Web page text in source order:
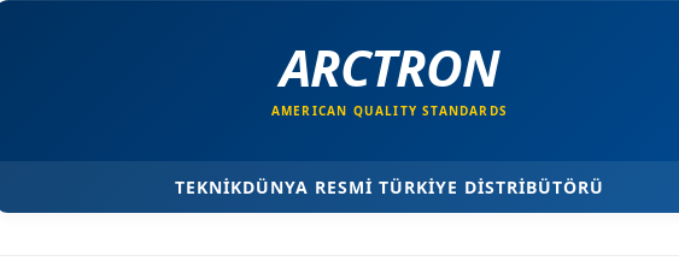
ARCTRON
AMERICAN QUALITY STANDARDS
TEKNİKDÜNYA RESMİ TÜRKİYE DİSTRİBÜTÖRÜ